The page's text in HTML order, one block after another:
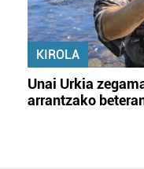
KIROLA
Unai Urkia
arrantzako